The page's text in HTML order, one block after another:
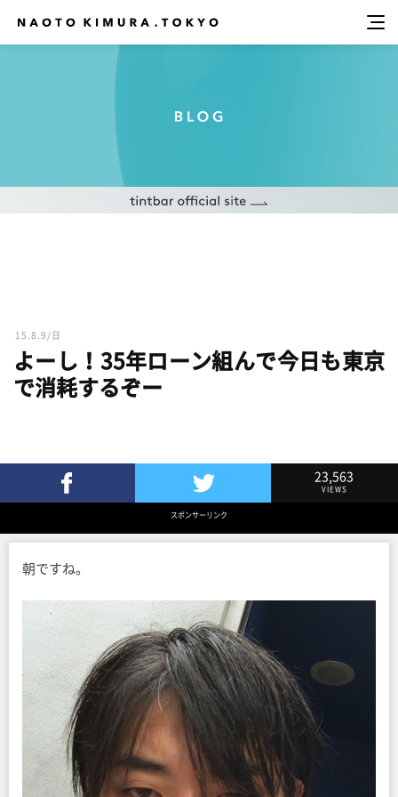
15.8.9/日
よーし！35年ローン組んで今日も東京
で消耗するぞー
Twitterでツイート
23,563
VIEWS
スポンサーリンク
朝ですね。